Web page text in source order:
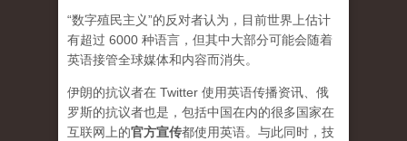
“数字殖民主义”的反对者认为，目前世界上估计
有超过 6000 种语言，但其中大部分可能会随着
英语接管全球媒体和内容而消失。
伊朗的抗议者在 Twitter 使用英语传播资讯、俄
罗斯的抗议者也是，包括中国在内的很多国家在
互联网上的官方宣传都使用英语。与此同时，技